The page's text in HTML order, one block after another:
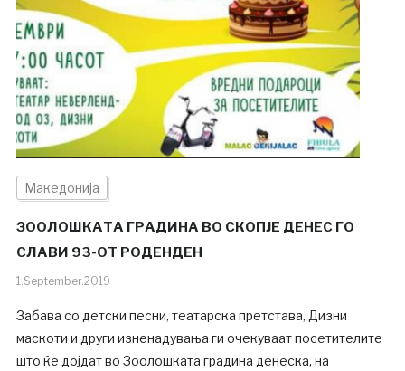
Македонија
ЗООЛОШКАТА ГРАДИНА ВО СКОПЈЕ ДЕНЕС ГО
СЛАВИ 93-ОТ РОДЕНДЕН
1.September.2019
Забава со детски песни, театарска претстава, Дизни
маскоти и други изненадувања ги очекуваат посетителите
што ќе дојдат во Зоолошката градина денеска, на